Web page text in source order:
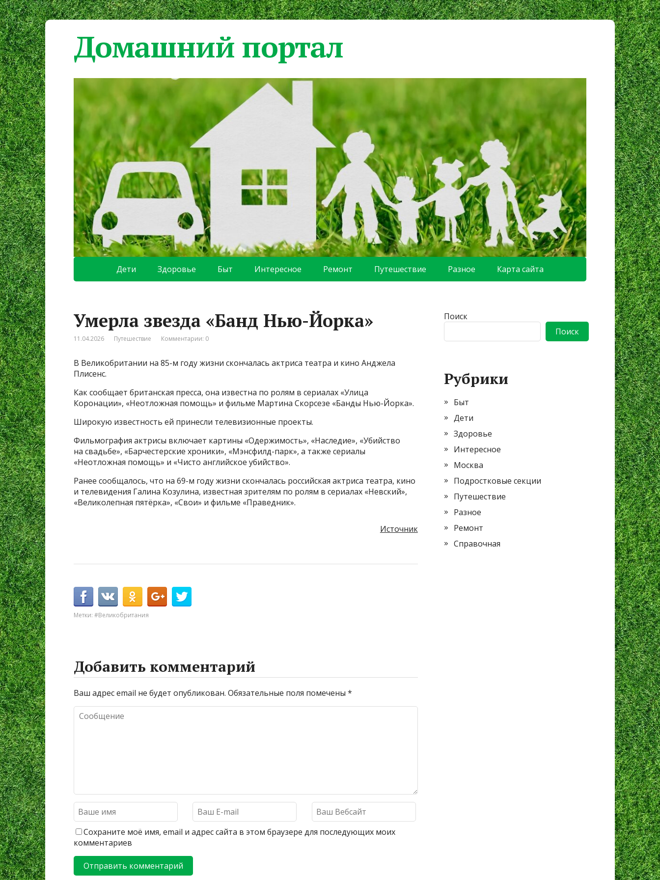
Домашний портал
Дети Здоровье Быт Интересное Ремонт Путешествие Разное Карта сайта
Умерла звезда «Банд Нью-Йорка»
11.04.2026 Путешествие Комментарии: 0
В Великобритании на 85-м году жизни скончалась актриса театра и кино Анджела
Плисенс.
Как сообщает британская пресса, она известна по ролям в сериалах «Улица
Коронации», «Неотложная помощь» и фильме Мартина Скорсезе «Банды Нью-Йорка».
Широкую известность ей принесли телевизионные проекты.
Фильмография актрисы включает картины «Одержимость», «Наследие», «Убийство
на свадьбе», «Барчестерские хроники», «Мэнсфилд-парк», а также сериалы
«Неотложная помощь» и «Чисто английское убийство».
Ранее сообщалось, что на 69-м году жизни скончалась российская актриса театра, кино
и телевидения Галина Козулина, известная зрителям по ролям в сериалах «Невский»,
«Великолепная пятёрка», «Свои» и фильме «Праведник».
Источник
Метки: #Великобритания
Добавить комментарий
Ваш адрес email не будет опубликован. Обязательные поля помечены *
Сохраните моё имя, email и адрес сайта в этом браузере для последующих моих
комментариев
Поиск
Поиск
Рубрики
Быт
Дети
Здоровье
Интересное
Москва
Подростковые секции
Путешествие
Разное
Ремонт
Справочная